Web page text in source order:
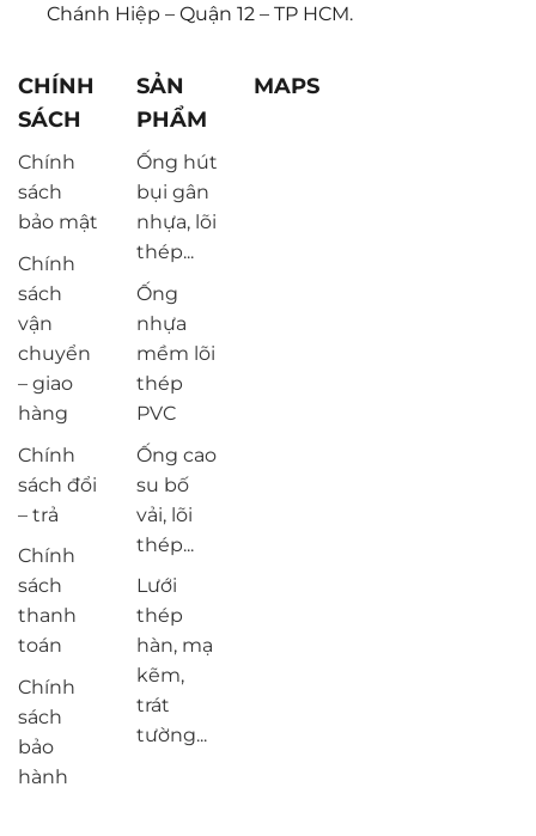
Chánh Hiệp – Quận 12 – TP HCM.
CHÍNH
SÁCH
Chính
sách
bảo mật
Chính
sách
vận
chuyển
– giao
hàng
Chính
sách đổi
– trả
Chính
sách
thanh
toán
Chính
sách
bảo
hành
SẢN
PHẨM
Ống hút
bụi gân
nhựa, lõi
thép...
Ống
nhựa
mềm lõi
thép
PVC
Ống cao
su bố
vải, lõi
thép...
Lưới
thép
hàn, mạ
kẽm,
trát
tường...
MAPS